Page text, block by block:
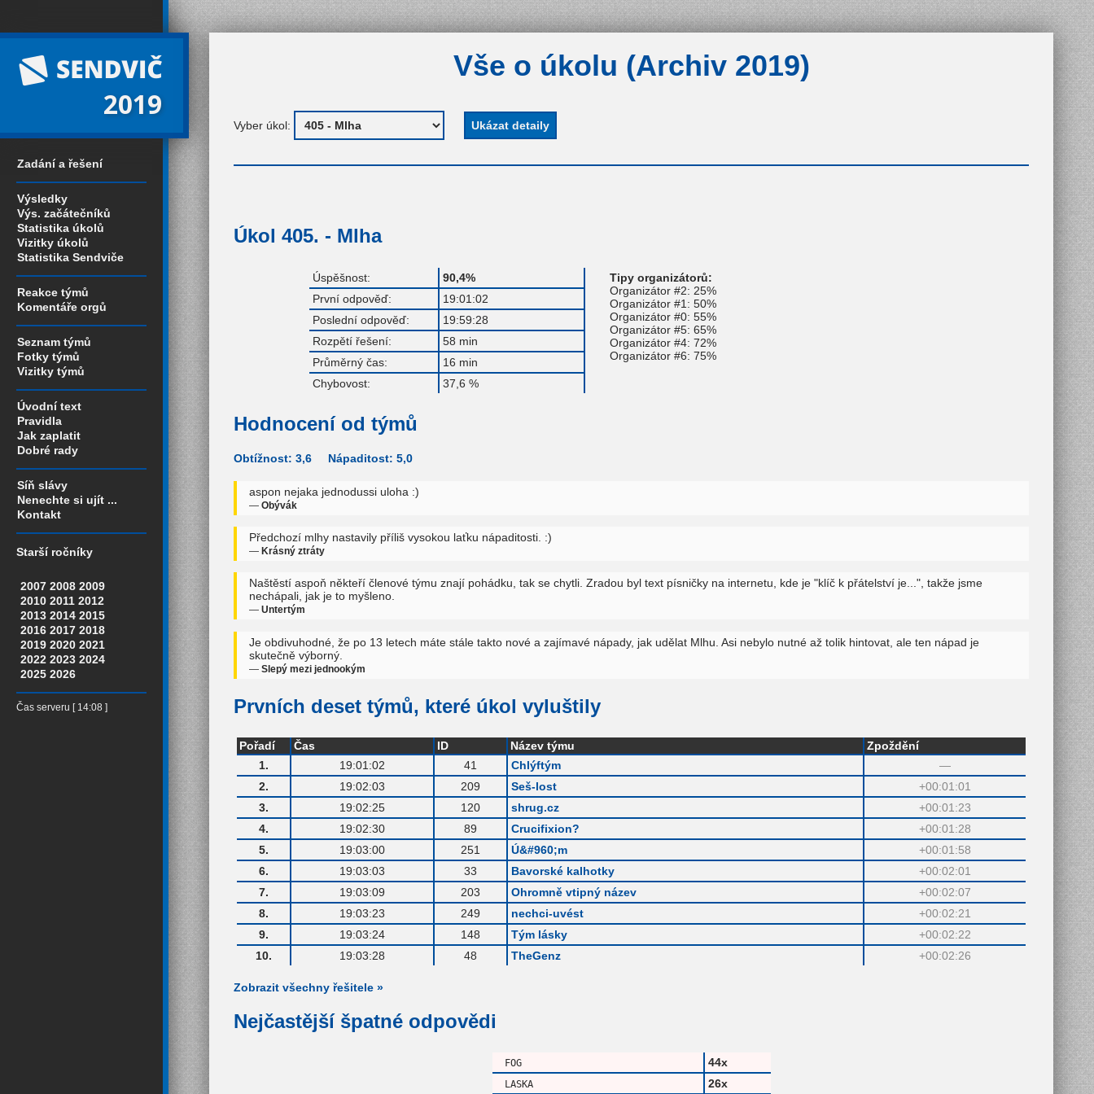
2019
Zadání a řešení
Výsledky
Výs. začátečníků
Statistika úkolů
Vizitky úkolů
Statistika Sendviče
Reakce týmů
Komentáře orgů
Seznam týmů
Fotky týmů
Vizitky týmů
Úvodní text
Pravidla
Jak zaplatit
Dobré rady
Síň slávy
Nenechte si ujít ...
Kontakt
Starší ročníky
2007 2008 2009
2010 2011 2012
2013 2014 2015
2016 2017 2018
2019 2020 2021
2022 2023 2024
2025 2026
Čas serveru [ 14:08 ]
Vše o úkolu (Archiv 2019)
Vyber úkol:
Úkol 405. - Mlha
Úspěšnost: 90,4%
Tipy organizátorů:
Organizátor #2: 25%
Organizátor #1: 50%
Organizátor #0: 55%
Organizátor #5: 65%
Organizátor #4: 72%
Organizátor #6: 75%
První odpověď:
19:01:02
Poslední odpověď:
19:59:28
Rozpětí řešení:
58 min
Průměrný čas:
16 min
Chybovost:
37,6 %
Hodnocení od týmů
Obtížnost: 3,6 Nápaditost: 5,0
aspon nejaka jednodussi uloha :)
— Obývák
Předchozí mlhy nastavily příliš vysokou laťku nápaditosti. :)
— Krásný ztráty
Naštěstí aspoň někteří členové týmu znají pohádku, tak se chytli. Zradou byl text písničky na internetu, kde je "klíč k přátelství je...", takže jsme
nechápali, jak je to myšleno.
— Untertým
Je obdivuhodné, že po 13 letech máte stále takto nové a zajímavé nápady, jak udělat Mlhu. Asi nebylo nutné až tolik hintovat, ale ten nápad je
skutečně výborný.
— Slepý mezi jednookým
Prvních deset týmů, které úkol vyluštily
Pořadí Čas ID Název týmu
Zpoždění
1.
19:01:02 41 Chlýftým
—
2.
19:02:03 209 Seš-lost
+00:01:01
3.
19:02:25 120 shrug.cz
+00:01:23
4.
19:02:30 89 Crucifixion?
+00:01:28
5.
19:03:00 251 Ú&#960;m
+00:01:58
6.
19:03:03 33 Bavorské kalhotky
+00:02:01
7.
19:03:09 203 Ohromně vtipný název
+00:02:07
8.
19:03:23 249 nechci-uvést
+00:02:21
9.
19:03:24 148 Tým lásky
+00:02:22
10.
19:03:28 48 TheGenz +00:02:26
Zobrazit všechny řešitele »
Nejčastější špatné odpovědi
FOG 44x
LASKA 26x